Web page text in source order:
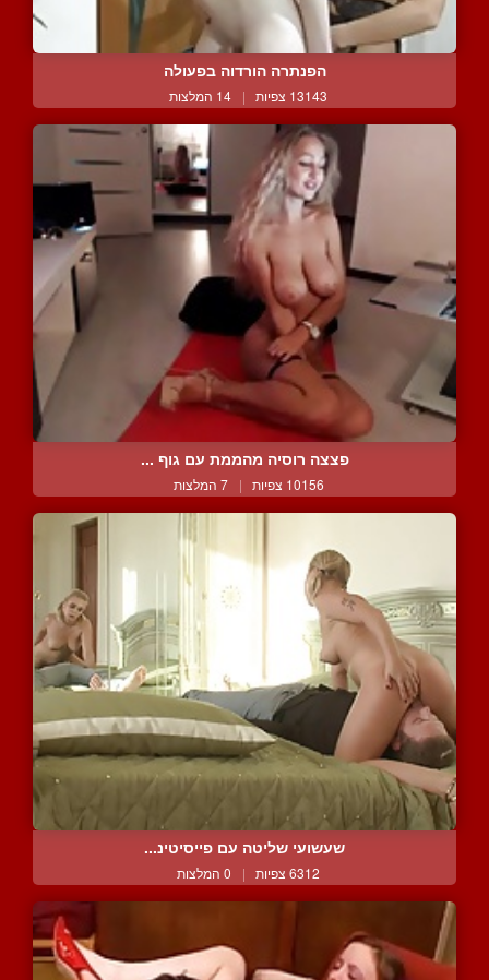
הפנתרה הורדוה בפעולה
13143 צפיות | 14 המלצות
פצצה רוסיה מהממת עם גוף ...
10156 צפיות | 7 המלצות
שעשועי שליטה עם פייסיטינ...
6312 צפיות | 0 המלצות